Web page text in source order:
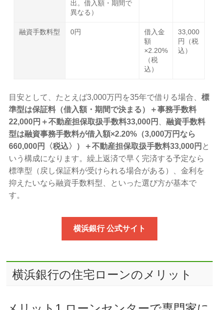
出。借入額・期間で
異なる）
融資手数料型 0円
借入金
額
×2.20%
（税
込）
33,000
円（税
込）
目安として、たとえば3,000万円を35年で借りる場合、標
準型は保証料（借入額・期間で決まる）＋事務手数料
22,000円＋不動産担保取扱手数料33,000円
、融資手数料
型は融資事務手数料が借入額×2.20%（3,000万円なら
660,000円〈税込〉）＋不動産担保取扱手数料33,000円 と
いう構成になります。繰上返済で早く完済する予定なら
標準型（戻し保証料が受けられる場合がある）、金利を
抑えたいなら融資手数料型、といった選び方が基本で
す。
横浜銀行 公式サイト
横浜銀行の住宅ローンのメリット